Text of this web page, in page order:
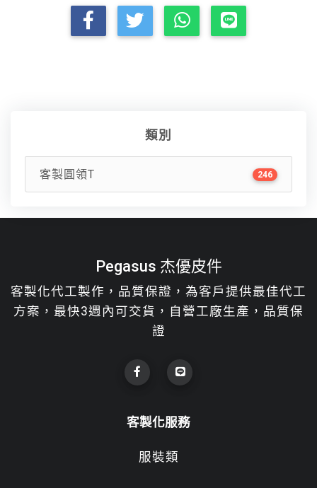
類別
客製圓領T 246
Pegasus 杰優皮件
客製化代工製作，品質保證，為客戶提供最佳代工
方案，最快3週內可交貨，自營工廠生產，品質保
證
客製化服務
服裝類